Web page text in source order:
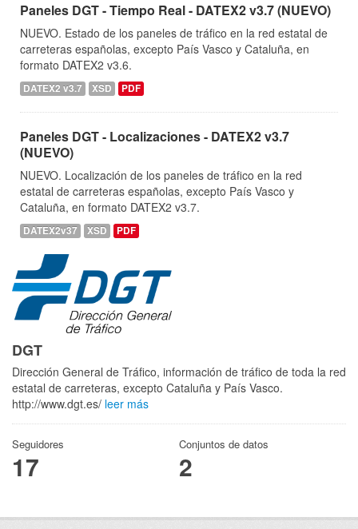
Paneles DGT - Tiempo Real - DATEX2 v3.7 (NUEVO)
NUEVO. Estado de los paneles de tráfico en la red estatal de
carreteras españolas, excepto País Vasco y Cataluña, en
formato DATEX2 v3.6.
DATEX2 v3.7 XSD PDF
Paneles DGT - Localizaciones - DATEX2 v3.7
(NUEVO)
NUEVO. Localización de los paneles de tráfico en la red
estatal de carreteras españolas, excepto País Vasco y
Cataluña, en formato DATEX2 v3.7.
DATEX2v37 XSD PDF
DGT
Dirección General de Tráfico, información de tráfico de toda la red
estatal de carreteras, excepto Cataluña y País Vasco.
http://www.dgt.es/ leer más
Seguidores
17
Conjuntos de datos
2